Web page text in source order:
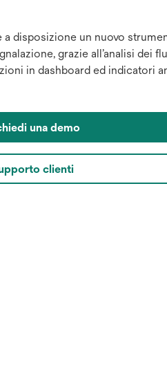
disposizione un nuovo
grazie all’analisi dei
in dashboard ed indicatori
una demo
clienti